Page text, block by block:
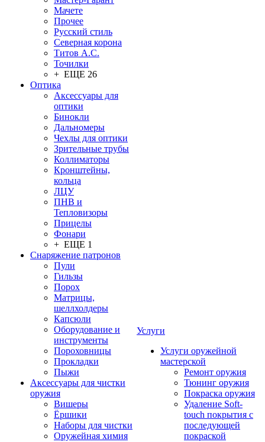
Мачете
Прочее
Русский стиль
Северная корона
Титов А.С.
Точилки
+ ЕЩЕ 26
Оптика
Аксессуары для
оптики
Бинокли
Дальномеры
Чехлы для оптики
Зрительные трубы
Коллиматоры
Кронштейны,
кольца
ЛЦУ
ПНВ и
Тепловизоры
Прицелы
Фонари
+ ЕЩЕ 1
Снаряжение патронов
Пули
Гильзы
Порох
Матрицы,
шеллхолдеры
Капсюли
Оборудование и
инструменты
Пороховницы
Прокладки
Пыжи
Аксессуары для чистки
оружия
Вишеры
Ёршики
Наборы для чистки
Оружейная химия
Услуги
Услуги оружейной
мастерской
Ремонт оружия
Тюнинг оружия
Покраска оружия
Удаление Soft-
touch покрытия с
последующей
покраской